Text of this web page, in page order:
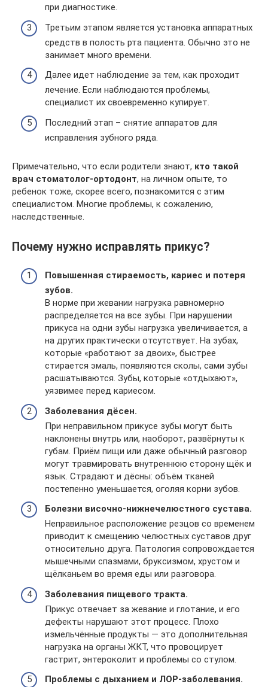
при диагностике.
Третьим этапом является установка аппаратных
средств в полость рта пациента. Обычно это не
занимает много времени.
Далее идет наблюдение за тем, как проходит
лечение. Если наблюдаются проблемы,
специалист их своевременно купирует.
Последний этап – снятие аппаратов для
исправления зубного ряда.
Примечательно, что если родители знают, кто такой
врач стоматолог-ортодонт, на личном опыте, то
ребенок тоже, скорее всего, познакомится с этим
специалистом. Многие проблемы, к сожалению,
наследственные.
Почему нужно исправлять прикус?
Повышенная стираемость, кариес и потеря
зубов.
В норме при жевании нагрузка равномерно
распределяется на все зубы. При нарушении
прикуса на одни зубы нагрузка увеличивается, а
на других практически отсутствует. На зубах,
которые «работают за двоих», быстрее
стирается эмаль, появляются сколы, сами зубы
расшатываются. Зубы, которые «отдыхают»,
уязвимее перед кариесом.
Заболевания дёсен.
При неправильном прикусе зубы могут быть
наклонены внутрь или, наоборот, развёрнуты к
губам. Приём пищи или даже обычный разговор
могут травмировать внутреннюю сторону щёк и
язык. Страдают и дёсны: объём тканей
постепенно уменьшается, оголяя корни зубов.
Болезни височно-нижнечелюстного сустава.
Неправильное расположение резцов со временем
приводит к смещению челюстных суставов друг
относительно друга. Патология сопровождается
мышечными спазмами, бруксизмом, хрустом и
щёлканьем во время еды или разговора.
Заболевания пищевого тракта.
Прикус отвечает за жевание и глотание, и его
дефекты нарушают этот процесс. Плохо
измельчённые продукты — это дополнительная
нагрузка на органы ЖКТ, что провоцирует
гастрит, энтероколит и проблемы со стулом.
Проблемы с дыханием и ЛОР-заболевания.